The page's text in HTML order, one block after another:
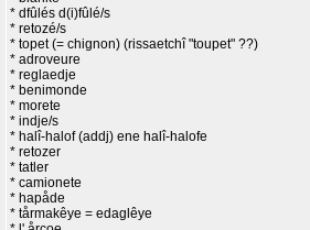
* dfûlés d(i)fûlé/s
* retozé/s
* topet (= chignon) (rissaetchî "toupet" ??)
* adroveure
* reglaedje
* benimonde
* morete
* indje/s
* halî-halof (addj) ene halî-halofe
* retozer
* tatler
* camionete
* hapåde
* tårmakêye = edaglêye